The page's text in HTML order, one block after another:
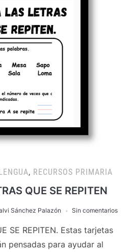
LENGUA, RECURSOS PRIMARIA
QUE SE REPITEN
Sánchez Palazón Sin comentarios
SE REPITEN. Estas tarjetas
pensadas para ayudar al